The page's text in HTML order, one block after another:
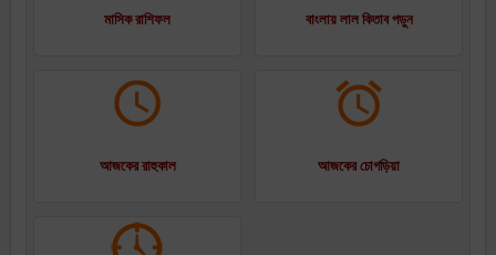
মাসিক রাশিফল বাংলায় লাল কিতাব পড়ুন
আজকের রাহুকাল আজকের চোগড়িয়া